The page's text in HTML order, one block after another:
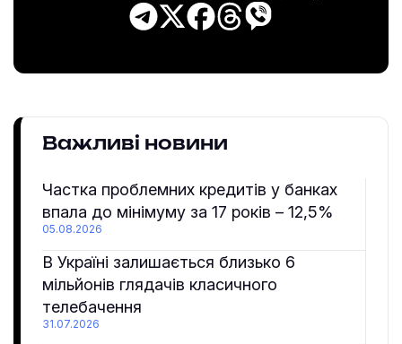
Важливі новини
Частка проблемних кредитів у банках
впала до мінімуму за 17 років – 12,5%
05.08.2026
В Україні залишається близько 6
мільйонів глядачів класичного
телебачення
31.07.2026